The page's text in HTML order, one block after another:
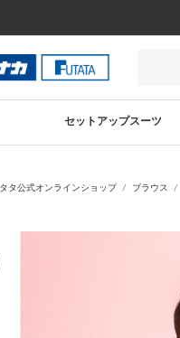
セットアップスーツ
タ公式オンラインショップ ブラウス